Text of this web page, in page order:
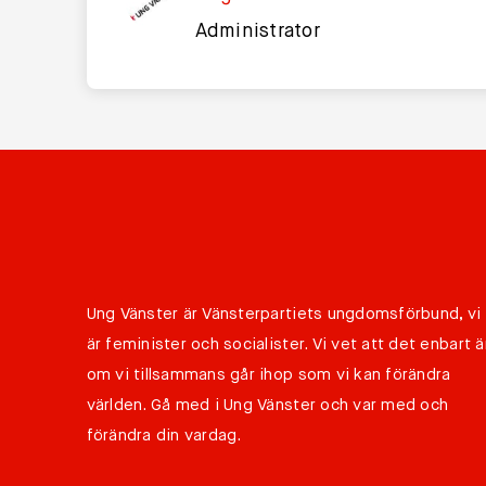
Administrator
Ung Vänster är Vänsterpartiets ungdomsförbund, vi
är feminister och socialister. Vi vet att det enbart
om vi tillsammans går ihop som vi kan förändra
världen. Gå med i Ung Vänster och var med och
förändra din vardag.